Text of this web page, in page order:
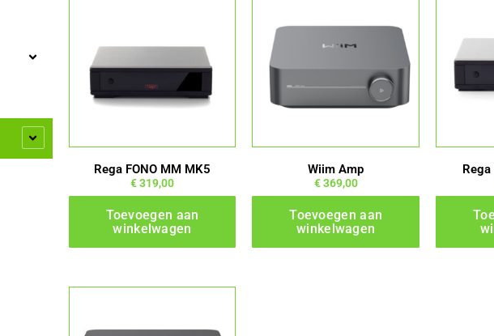
Rega FONO MM MK5
€319,00
Toevoegen aan
winkelwagen
Wiim Amp
€369,00
Toevoegen aan
winkelwagen
Rega